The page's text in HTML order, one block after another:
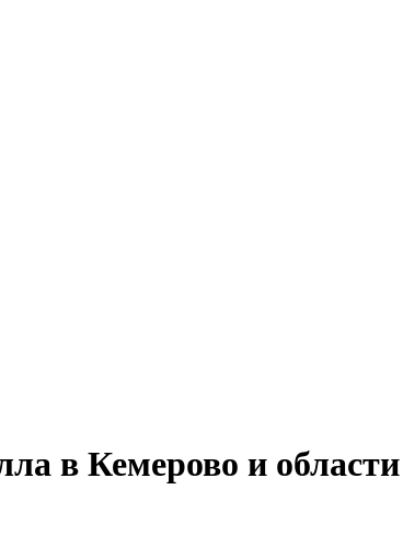
в Кемерово и области